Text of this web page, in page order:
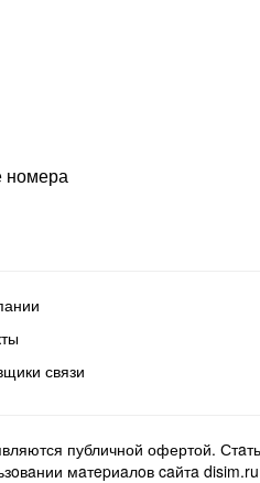
номера
связи
публичной офертой.
мaтepиaлoв caйтa